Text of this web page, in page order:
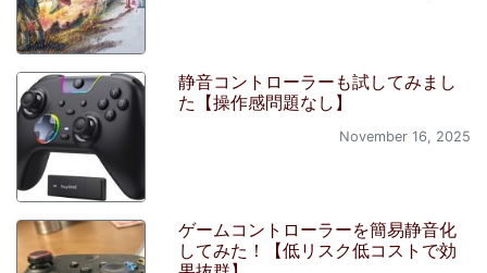
静音コントローラーも試してみまし
た【操作感問題なし】
November 16, 2025
ゲームコントローラーを簡易静音化
してみた！【低リスク低コストで効